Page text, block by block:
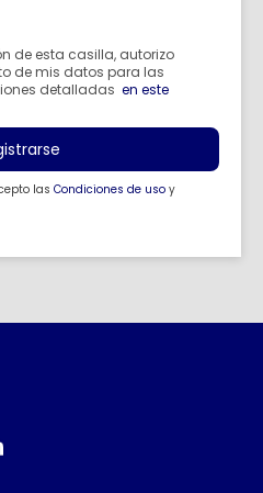
de esta casilla, autorizo
de mis datos para las
detalladas en este
las Condiciones de uso y